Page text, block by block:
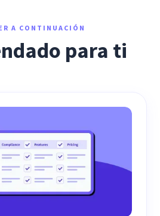
A CONTINUACIÓN
para ti